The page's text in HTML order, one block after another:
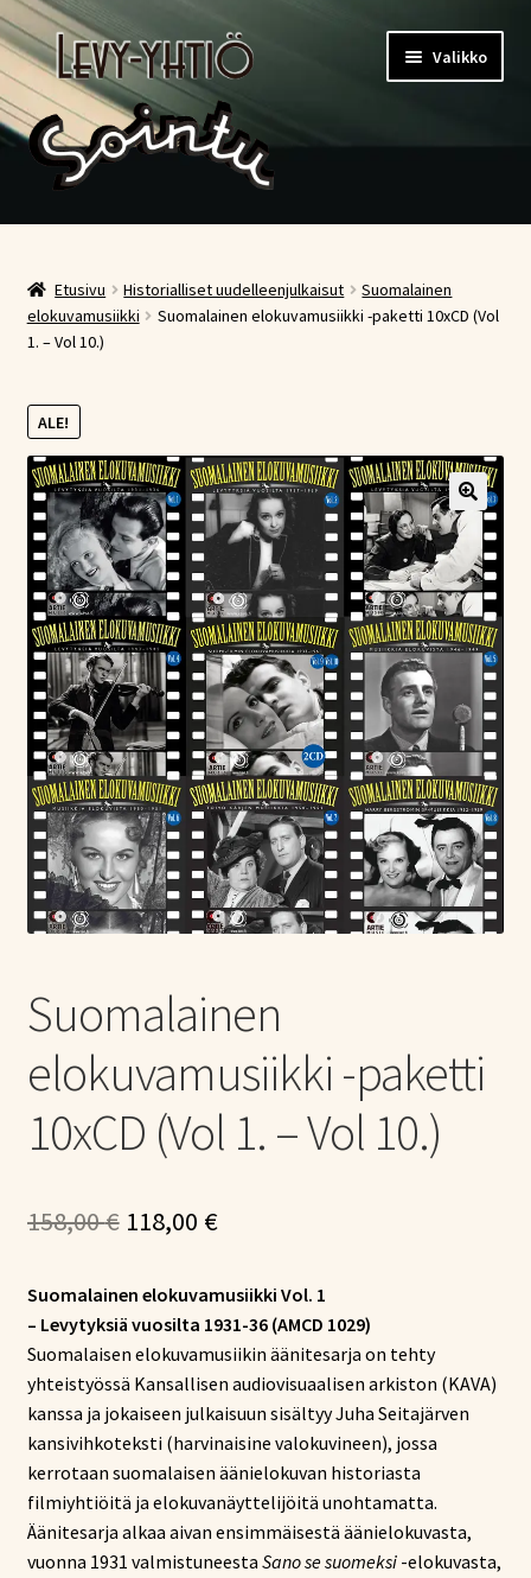
Siirry
navigointiin
Siirry
sisältöön
Valikko
Etusivu
Kauppa
Ostoskori
Kassa
Oma tili
Tietoa meistä
Konserttiliput
tason
valikko
Etusivu Historialliset uudelleenjulkaisut
Suomalainen
elokuvamusiikki
Suomalainen elokuvamusiikki -paketti 10xCD (Vol
1. – Vol 10.)
ALE!
Suomalainen
elokuvamusiikki -paketti
10xCD (Vol 1. – Vol 10.)
158,00€ Alkuperäinen
oli:
158,00 €.
118,00 €Nykyinen
on:
118,00 €.
Suomalainen elokuvamusiikki Vol. 1
– Levytyksiä vuosilta 1931-36 (AMCD 1029)
Suomalaisen elokuvamusiikin äänitesarja on tehty
yhteistyössä Kansallisen audiovisuaalisen arkiston (KAVA)
kanssa ja jokaiseen julkaisuun sisältyy Juha Seitajärven
kansivihkoteksti (harvinaisine valokuvineen), jossa
kerrotaan suomalaisen äänielokuvan historiasta
filmiyhtiöitä ja elokuvanäyttelijöitä unohtamatta.
Äänitesarja alkaa aivan ensimmäisestä äänielokuvasta,
vuonna 1931 valmistuneesta Sano se suomeksi -elokuvasta,